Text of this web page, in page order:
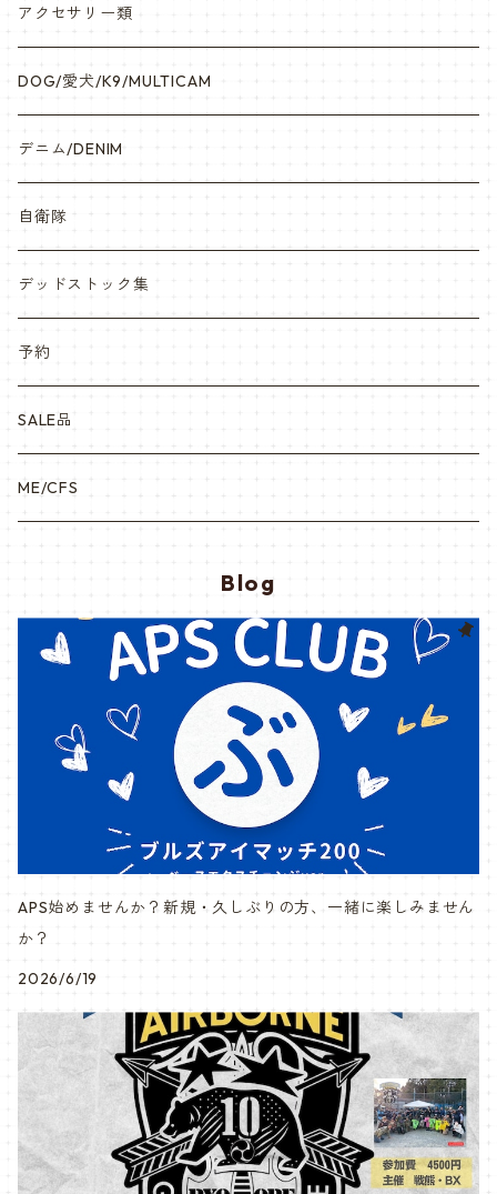
アクセサリー類
DOG/愛犬/K9/MULTICAM
デニム/DENIM
自衛隊
デッドストック集
予約
SALE品
ME/CFS
Blog
APS始めませんか？新規・久しぶりの方、一緒に楽しみません
か？
2026/6/19